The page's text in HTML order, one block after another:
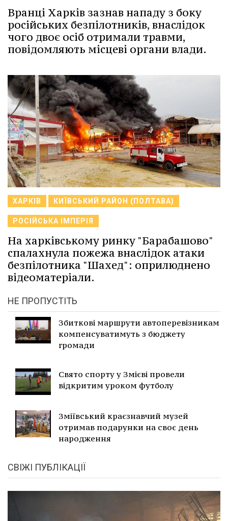
Вранці Харків зазнав нападу з боку
російських безпілотників, внаслідок
чого двоє осіб отримали травми,
повідомляють місцеві органи влади.
ХАРКІВ КИЇВСЬКИЙ РАЙОН (ПОЛТАВА)
РОСІЙСЬКА ІМПЕРІЯ
На харківському ринку "Барабашово"
спалахнула пожежа внаслідок атаки
безпілотника "Шахед": оприлюднено
відеоматеріали.
НЕ ПРОПУСТІТЬ
Збиткові маршрути автоперевізникам
компенсуватимуть з бюджету
громади
Свято спорту у Змієві провели
відкритим уроком футболу
Зміївський краєзнавчий музей
отримав подарунки на своє день
народження
СВІЖІ ПУБЛІКАЦІЇ